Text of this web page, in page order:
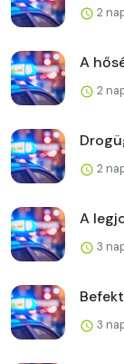
2
A
2
2
A
3
3